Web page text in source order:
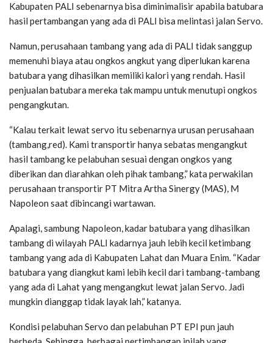
Kabupaten PALI sebenarnya bisa diminimalisir apabila batubara
hasil pertambangan yang ada di PALI bisa melintasi jalan Servo.
Namun, perusahaan tambang yang ada di PALI tidak sanggup
memenuhi biaya atau ongkos angkut yang diperlukan karena
batubara yang dihasilkan memiliki kalori yang rendah. Hasil
penjualan batubara mereka tak mampu untuk menutupi ongkos
pengangkutan.
“Kalau terkait lewat servo itu sebenarnya urusan perusahaan
(tambang,red). Kami transportir hanya sebatas mengangkut
hasil tambang ke pelabuhan sesuai dengan ongkos yang
diberikan dan diarahkan oleh pihak tambang,” kata perwakilan
perusahaan transportir PT Mitra Artha Sinergy (MAS), M
Napoleon saat dibincangi wartawan.
Apalagi, sambung Napoleon, kadar batubara yang dihasilkan
tambang di wilayah PALI kadarnya jauh lebih kecil ketimbang
tambang yang ada di Kabupaten Lahat dan Muara Enim. “Kadar
batubara yang diangkut kami lebih kecil dari tambang-tambang
yang ada di Lahat yang mengangkut lewat jalan Servo. Jadi
mungkin dianggap tidak layak lah,” katanya.
Kondisi pelabuhan Servo dan pelabuhan PT EPI pun jauh